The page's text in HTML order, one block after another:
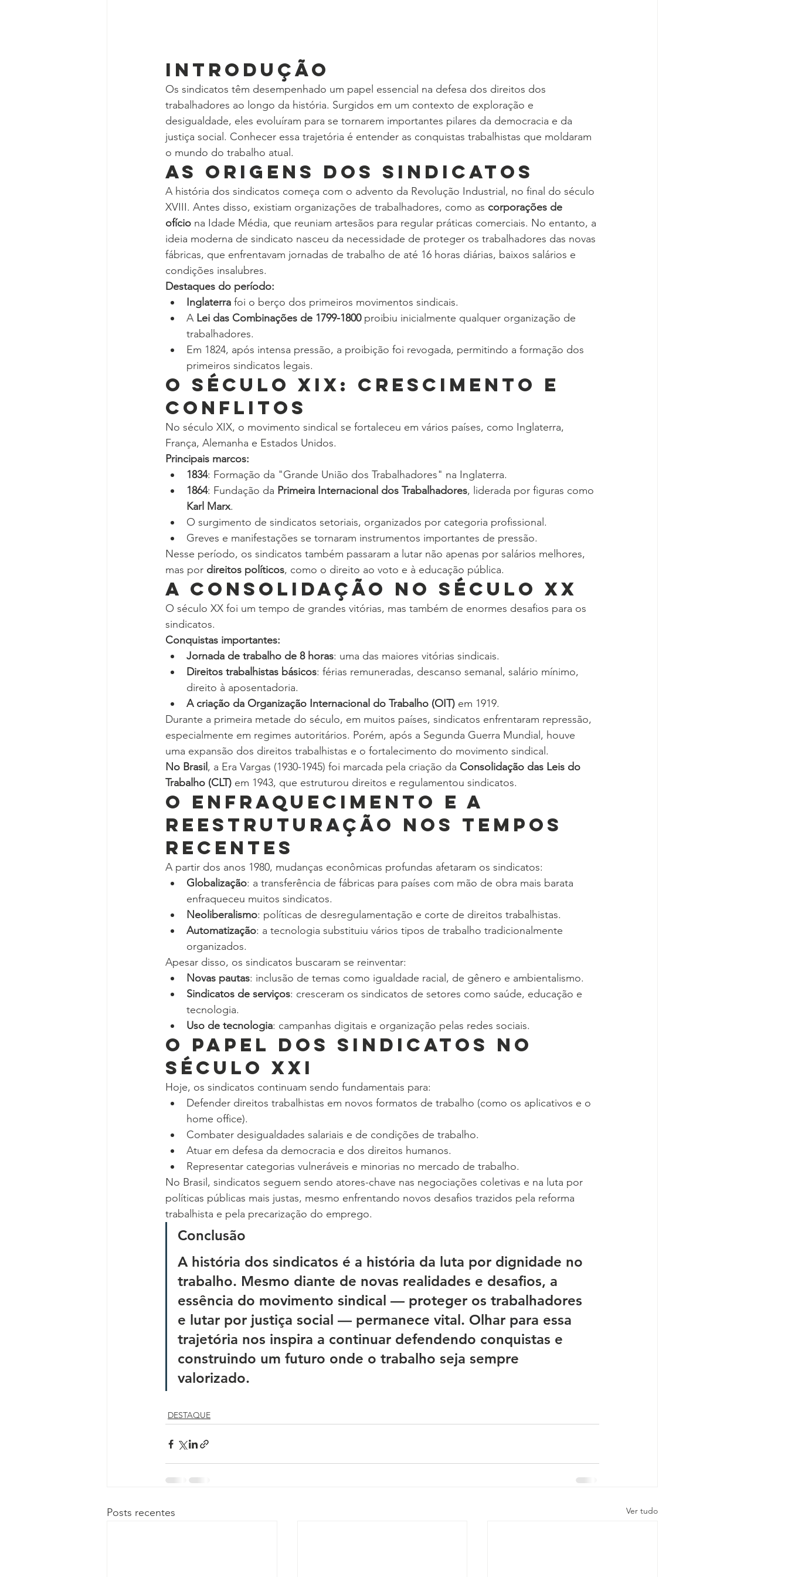
Introdução
Os sindicatos têm desempenhado um papel essencial na defesa dos direitos dos
trabalhadores ao longo da história. Surgidos em um contexto de exploração e
desigualdade, eles evoluíram para se tornarem importantes pilares da democracia e da
justiça social. Conhecer essa trajetória é entender as conquistas trabalhistas que moldaram
o mundo do trabalho atual.
As Origens dos Sindicatos
A história dos sindicatos começa com o advento da Revolução Industrial, no final do século
XVIII. Antes disso, existiam organizações de trabalhadores, como as corporações de
ofício na Idade Média, que reuniam artesãos para regular práticas comerciais. No entanto, a
ideia moderna de sindicato nasceu da necessidade de proteger os trabalhadores das novas
fábricas, que enfrentavam jornadas de trabalho de até 16 horas diárias, baixos salários e
condições insalubres.
Destaques do período:
Inglaterra foi o berço dos primeiros movimentos sindicais.
A Lei das Combinações de 1799-1800 proibiu inicialmente qualquer organização de
trabalhadores.
Em 1824, após intensa pressão, a proibição foi revogada, permitindo a formação dos
primeiros sindicatos legais.
O Século XIX: Crescimento e
Conflitos
No século XIX, o movimento sindical se fortaleceu em vários países, como Inglaterra,
França, Alemanha e Estados Unidos.
Principais marcos:
1834: Formação da "Grande União dos Trabalhadores" na Inglaterra.
1864: Fundação da Primeira Internacional dos Trabalhadores, liderada por figuras como
Karl Marx.
O surgimento de sindicatos setoriais, organizados por categoria profissional.
Greves e manifestações se tornaram instrumentos importantes de pressão.
Nesse período, os sindicatos também passaram a lutar não apenas por salários melhores,
mas por direitos políticos, como o direito ao voto e à educação pública.
A Consolidação no Século XX
O século XX foi um tempo de grandes vitórias, mas também de enormes desafios para os
sindicatos.
Conquistas importantes:
Jornada de trabalho de 8 horas: uma das maiores vitórias sindicais.
Direitos trabalhistas básicos: férias remuneradas, descanso semanal, salário mínimo,
direito à aposentadoria.
A criação da Organização Internacional do Trabalho (OIT) em 1919.
Durante a primeira metade do século, em muitos países, sindicatos enfrentaram repressão,
especialmente em regimes autoritários. Porém, após a Segunda Guerra Mundial, houve
uma expansão dos direitos trabalhistas e o fortalecimento do movimento sindical.
No Brasil , a Era Vargas (1930-1945) foi marcada pela criação da Consolidação das Leis do
Trabalho (CLT) em 1943, que estruturou direitos e regulamentou sindicatos.
O Enfraquecimento e a
Reestruturação nos Tempos
Recentes
A partir dos anos 1980, mudanças econômicas profundas afetaram os sindicatos:
Globalização: a transferência de fábricas para países com mão de obra mais barata
enfraqueceu muitos sindicatos.
Neoliberalismo: políticas de desregulamentação e corte de direitos trabalhistas.
Automatização: a tecnologia substituiu vários tipos de trabalho tradicionalmente
organizados.
Apesar disso, os sindicatos buscaram se reinventar:
Novas pautas: inclusão de temas como igualdade racial, de gênero e ambientalismo.
Sindicatos de serviços: cresceram os sindicatos de setores como saúde, educação e
tecnologia.
Uso de tecnologia: campanhas digitais e organização pelas redes sociais.
O Papel dos Sindicatos no
Século XXI
Hoje, os sindicatos continuam sendo fundamentais para:
Defender direitos trabalhistas em novos formatos de trabalho (como os aplicativos e o
home office).
Combater desigualdades salariais e de condições de trabalho.
Atuar em defesa da democracia e dos direitos humanos.
Representar categorias vulneráveis e minorias no mercado de trabalho.
No Brasil, sindicatos seguem sendo atores-chave nas negociações coletivas e na luta por
políticas públicas mais justas, mesmo enfrentando novos desafios trazidos pela reforma
trabalhista e pela precarização do emprego.
Conclusão
A história dos sindicatos é a história da luta por dignidade no
trabalho. Mesmo diante de novas realidades e desafios, a
essência do movimento sindical — proteger os trabalhadores
e lutar por justiça social — permanece vital. Olhar para essa
trajetória nos inspira a continuar defendendo conquistas e
construindo um futuro onde o trabalho seja sempre
valorizado.
DESTAQUE
Posts recentes Ver tudo